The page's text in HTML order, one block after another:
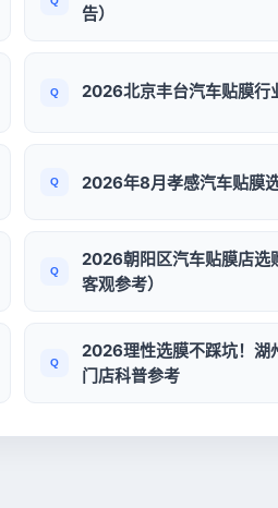
告）
2026北京丰台汽车贴膜行
2026年8月孝感汽车贴膜
2026朝阳区汽车贴膜店选
客观参考）
2026理性选膜不踩坑！湖
门店科普参考